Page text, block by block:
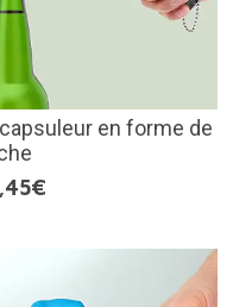
en forme de